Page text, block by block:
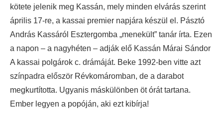
kötete jelenik meg Kassán, mely minden elvárás szerint
április 17-re, a kassai premier napjára készül el. Pásztó
András Kassáról Esztergomba „menekült” tanár írta. Ezen
a napon – a nagyhéten – adják elő Kassán Márai Sándor
A kassai polgárok c. drámáját. Beke 1992-ben vitte azt
színpadra először Révkomáromban, de a darabot
megkurtította. Ugyanis máskülönben öt órát tartana.
Ember legyen a popóján, aki ezt kibírja!